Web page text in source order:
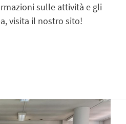
sulle attività e gli
visita il nostro sito!